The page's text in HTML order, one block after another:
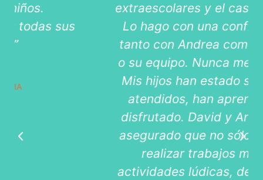
extraescolares y el casal de verano.
Lo hago con una confianza ciega,
tanto con Andrea como con David,
o su equipo. Nunca me han fallado.
Mis hijos han estado siempre bien
atendidos, han aprendido y han
disfrutado. David y Andrea se han
asegurado que no sólo aprendan a
realizar trabajos manuales,
actividades lúdicas, deportes, etc.,